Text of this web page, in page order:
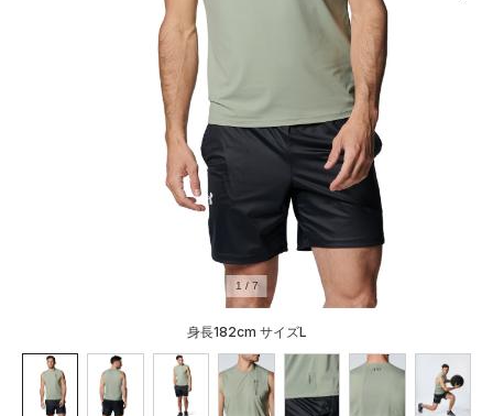
1 / 7
身長182cm サイズL